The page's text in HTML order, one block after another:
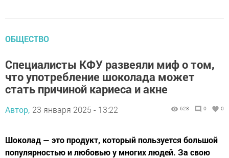
ОБЩЕСТВО
Специалисты КФУ развеяли миф о том,
что употребление шоколада может
стать причиной кариеса и акне
Автор, 23 января 2025 - 13:22 628 0 0
Шоколад — это продукт, который пользуется большой
популярностью и любовью у многих людей. За свою